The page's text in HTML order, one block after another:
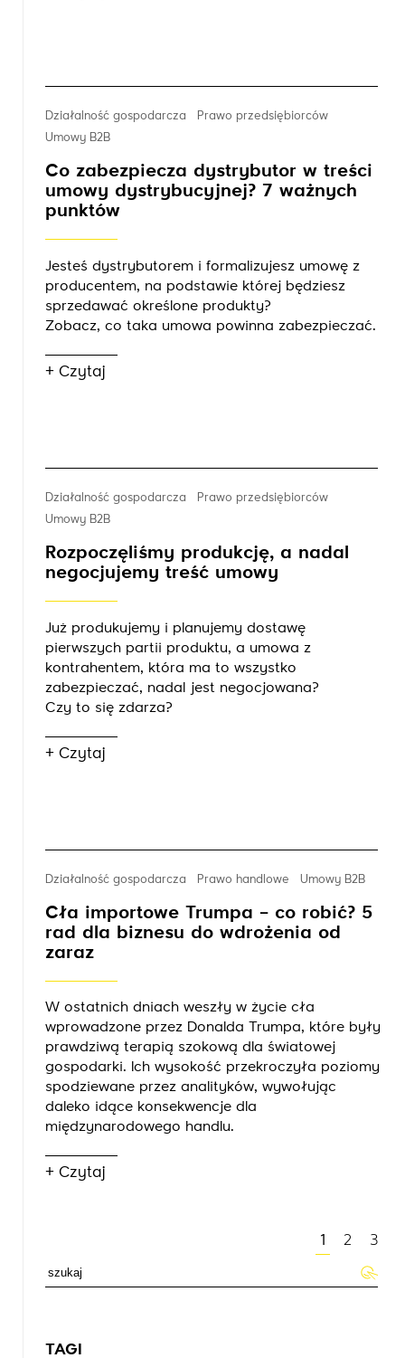
Działalność gospodarcza
Prawo przedsiębiorców
Umowy B2B
Co zabezpiecza dystrybutor w treści
umowy dystrybucyjnej? 7 ważnych
punktów
Jesteś dystrybutorem i formalizujesz umowę z
producentem, na podstawie której będziesz
sprzedawać określone produkty?
Zobacz, co taka umowa powinna zabezpieczać.
+ Czytaj
Działalność gospodarcza
Prawo przedsiębiorców
Umowy B2B
Rozpoczęliśmy produkcję, a nadal
negocjujemy treść umowy
Już produkujemy i planujemy dostawę
pierwszych partii produktu, a umowa z
kontrahentem, która ma to wszystko
zabezpieczać, nadal jest negocjowana?
Czy to się zdarza?
+ Czytaj
Działalność gospodarcza Prawo handlowe Umowy B2B
Cła importowe Trumpa – co robić? 5
rad dla biznesu do wdrożenia od
zaraz
W ostatnich dniach weszły w życie cła
wprowadzone przez Donalda Trumpa, które były
prawdziwą terapią szokową dla światowej
gospodarki. Ich wysokość przekroczyła poziomy
spodziewane przez analityków, wywołując
daleko idące konsekwencje dla
międzynarodowego handlu.
+ Czytaj
1 2 3
TAGI